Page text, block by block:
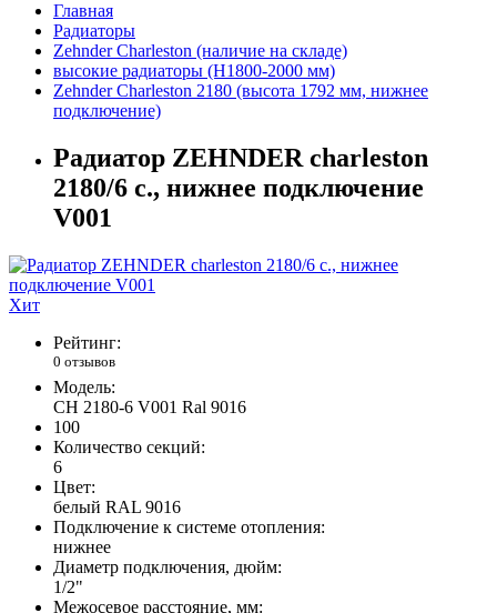
Главная
Радиаторы
Zehnder Charleston (наличие на складе)
высокие радиаторы (H1800-2000 мм)
Zehnder Charleston 2180 (высота 1792 мм, нижнее
подключение)
Радиатор ZEHNDER charleston
2180/6 с., нижнее подключение
V001
Хит
Рейтинг:
0 отзывов
Модель:
CH 2180-6 V001 Ral 9016
100
Количество секций:
6
Цвет:
белый RAL 9016
Подключение к системе отопления:
нижнее
Диаметр подключения, дюйм:
1/2"
Межосевое расстояние, мм: